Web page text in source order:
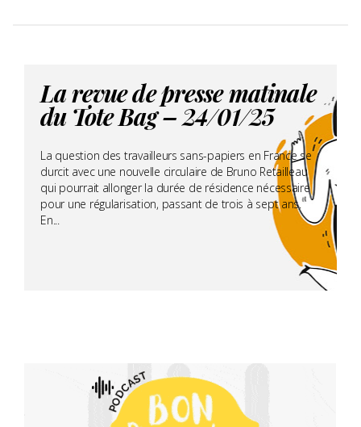
La revue de presse matinale
du Tote Bag – 24/01/25
La question des travailleurs sans-papiers en France se
durcit avec une nouvelle circulaire de Bruno Retailleau
qui pourrait allonger la durée de résidence nécessaire
pour une régularisation, passant de trois à sept ans.
En...